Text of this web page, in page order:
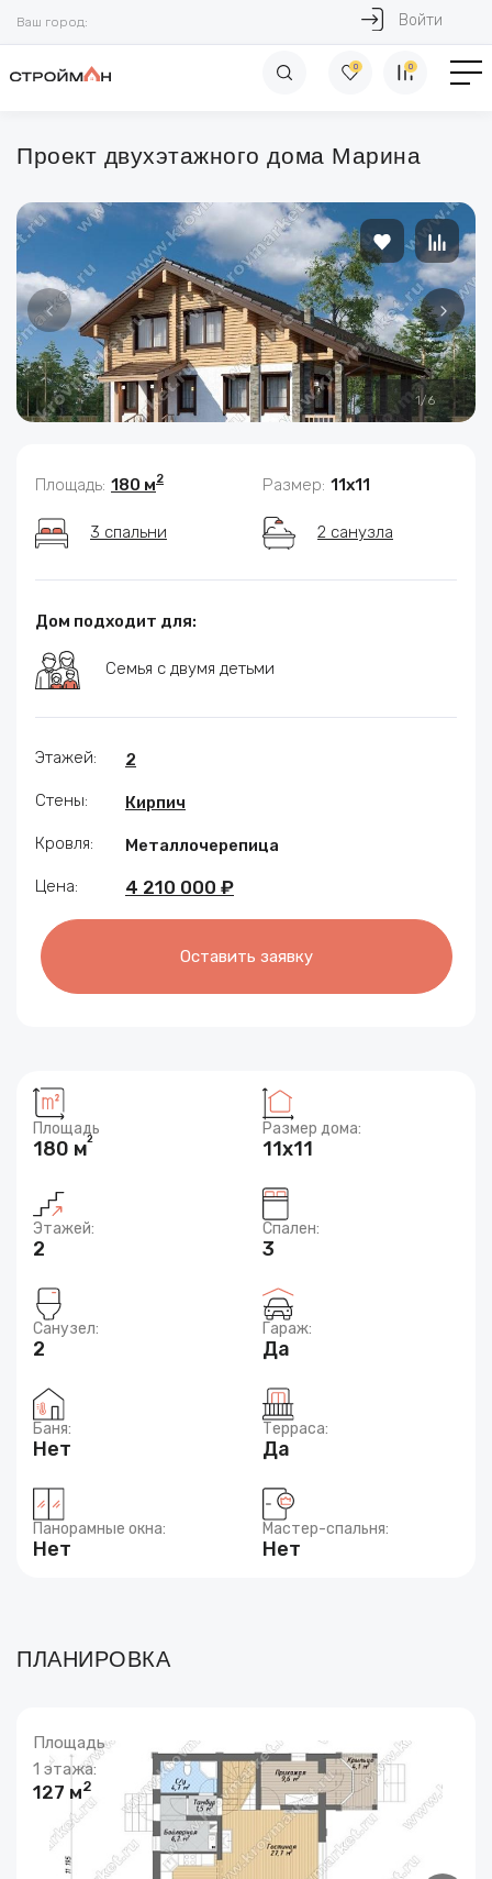
Ваш город: Войти
0 0
Проект двухэтажного дома Марина
1/6
Площадь: 180 м2 Размер: 11x11
3 спальни 2 санузла
Дом подходит для:
Семья с двумя детьми
Этажей: 2
Стены: Кирпич
Кровля: Металлочерепица
Цена: 4 210 000 ₽
Оставить заявку
Площадь
180 м2
Размер дома:
11x11
Этажей:
2
Спален:
3
Санузел:
2
Гараж:
Да
Баня:
Нет
Терраса:
Да
Панорамные окна:
Нет
Мастер-спальня:
Нет
ПЛАНИРОВКА
Площадь
1 этажа:
127 м2